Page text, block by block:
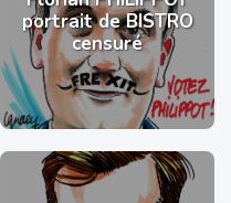
portrait de BISTRO
censuré